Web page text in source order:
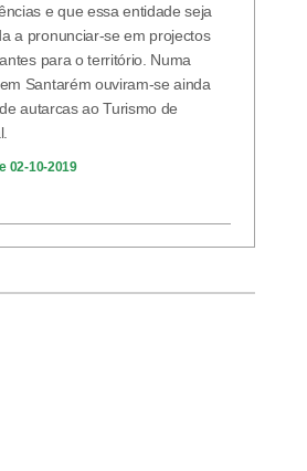
e que essa entidade seja
a pronunciar-se em projectos
para o território. Numa
Santarém ouviram-se ainda
autarcas ao Turismo de
02-10-2019